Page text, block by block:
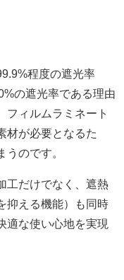
程度の遮光率
の遮光率である理由
フィルムラミネート
材が必要となるた
のです。
工だけでなく、遮熱
抑える機能）も同時
適な使い心地を実現